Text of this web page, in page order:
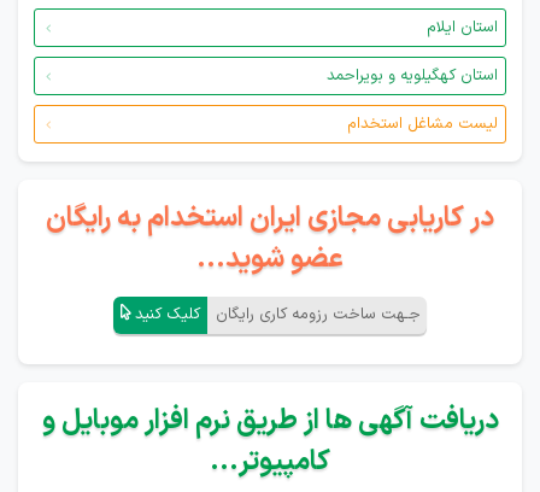
استان ایلام
استان کهگیلویه و بویراحمد
لیست مشاغل استخدام
در کاریابی مجازی ایران استخدام به رایگان
عضو شوید...
جـهت ساخت رزومه کاری رایگان کلیک کنید
دریافت آگهی ها از طریق نرم افزار موبایل و
کامپیوتر...